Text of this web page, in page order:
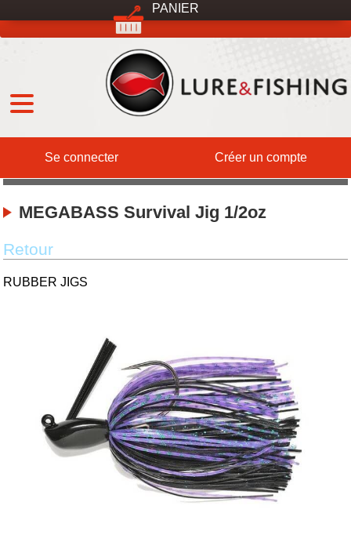
MENU
Qui sommes-nous ?
Services
Expéditions
International
Contact
DESTOCKAGE
PANIER
Se connecter Créer un compte
MEGABASS Survival Jig 1/2oz
Retour
RUBBER JIGS